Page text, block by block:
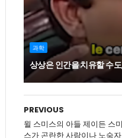
과학
상상은 인간을 치유할 수
PREVIOUS
윌 스미스의 아들 제이든 스미
스가 곤란한 사람이나 노숙자